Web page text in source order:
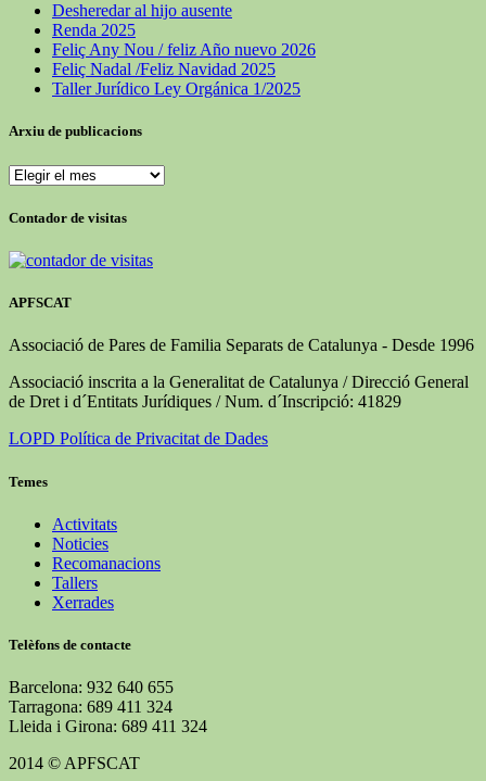
Desheredar al hijo ausente
Renda 2025
Feliç Any Nou / feliz Año nuevo 2026
Feliç Nadal /Feliz Navidad 2025
Taller Jurídico Ley Orgánica 1/2025
Arxiu de publicacions
Arxiu
publicacions
Contador de visitas
APFSCAT
Associació de Pares de Familia Separats de Catalunya - Desde 1996
Associació inscrita a la Generalitat de Catalunya / Direcció General
de Dret i d´Entitats Jurídiques / Num. d´Inscripció: 41829
LOPD Política de Privacitat de Dades
Temes
Activitats
Noticies
Recomanacions
Tallers
Xerrades
Telèfons de contacte
Barcelona: 932 640 655
Tarragona: 689 411 324
Lleida i Girona: 689 411 324
2014 © APFSCAT